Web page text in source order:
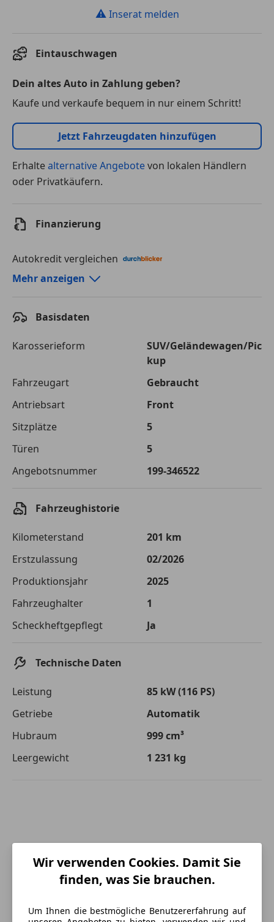
⚠ Inserat melden
Eintauschwagen
Dein altes Auto in Zahlung geben?
Kaufe und verkaufe bequem in nur einem Schritt!
Jetzt Fahrzeugdaten hinzufügen
Erhaltealternative Angebotevon lokalen Händlern
oder Privatkäufern.
Finanzierung
Autokredit vergleichen
Autokredit-Rechner von durchblicker.at
120 Monate
Kreditbetrag
€ 26 600,-
Gesamtbetrag
Einberechnete Gebühren
€ 0,-
Effektivzinsatz
Sollzinssatz
Monatliche Rate € 312,29
Die tatsächlichen Konditionen sind abhängig von Ihrer Bonität sowie
von der von Ihnen gewählten Bank. Rückzahlungszeitraum 1-10
Jahre. Zinsspanne Sollzinssatz: 2,90% - 14,90%.
Jetzt berechnen
Mehr anzeigen
Basisdaten
Karosserieform
SUV/Geländewagen/Pic
kup
Fahrzeugart
Gebraucht
Antriebsart
Front
Sitzplätze
5
Türen
5
Angebotsnummer
199-346522
Fahrzeughistorie
Kilometerstand
201 km
Erstzulassung
02/2026
Produktionsjahr
2025
Fahrzeughalter
1
Scheckheftgepflegt
Ja
Technische Daten
Leistung
85 kW (116 PS)
Getriebe
Automatik
Hubraum
999 cm³
Leergewicht
1 231 kg
Wir verwenden Cookies. Damit Sie
finden, was Sie brauchen.
Um Ihnen die bestmögliche Benutzererfahrung auf